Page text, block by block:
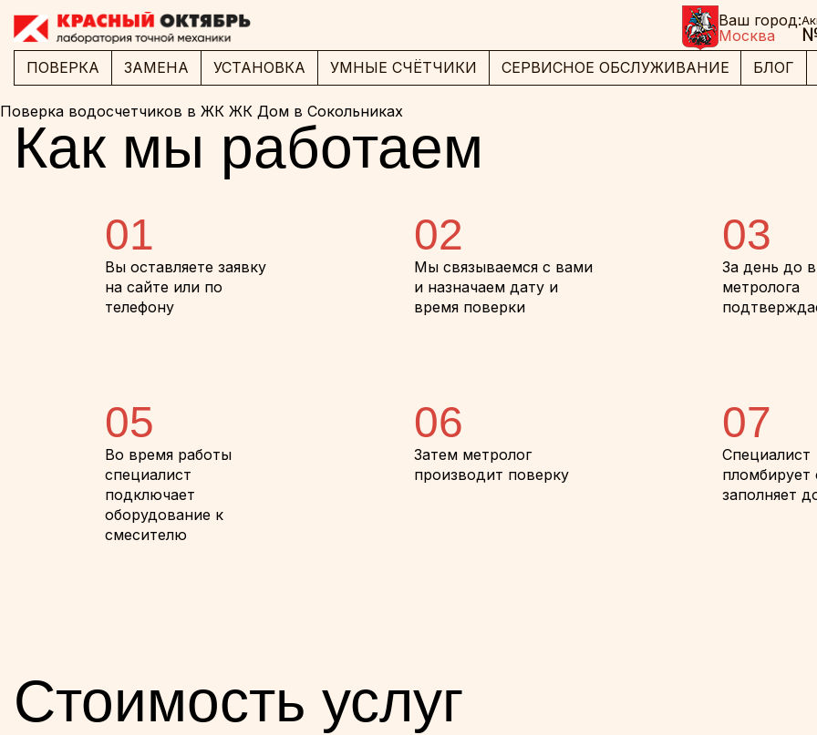
Ваш город:
Москва
№
ПОВЕРКА ЗАМЕНА УСТАНОВКА УМНЫЕ СЧЁТЧИКИ СЕРВИСНОЕ ОБСЛУЖИВАНИЕ БЛОГ
Поверка водосчетчиков в ЖК ЖК Дом в Сокольниках
Как мы работаем
01
Вы оставляете заявку
на сайте или по
телефону
02
Мы связываемся с вами
и назначаем дату и
время поверки
03
За день до
метролога
05
Во время работы
специалист
подключает
оборудование к
смесителю
06
Затем метролог
производит поверку
07
Специалист
пломбирует
заполняет
Стоимость услуг